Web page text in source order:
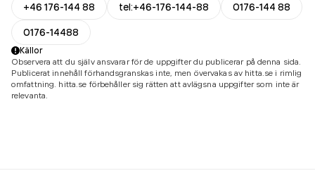
+46 176-144 88
tel:+46-176-144-88
0176-144 88
0176-14488
Källor
Observera att du själv ansvarar för de uppgifter du publicerar på denna sida.
Publicerat innehåll förhandsgranskas inte, men övervakas av hitta.se i rimlig
omfattning. hitta.se förbehåller sig rätten att avlägsna uppgifter som inte är
relevanta.